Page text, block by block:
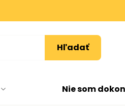
Hľadať
Nie som